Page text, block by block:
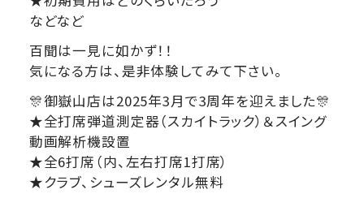
などなど
百聞は一見に如かず！！
気になる方は、是非体験してみて下さい。
🎊御嶽山店は2025年3月で3周年を迎えました🎊
★全打席弾道測定器（スカイトラック）＆スイング
動画解析機設置
★全6打席（内、左右打席1打席）
★クラブ、シューズレンタル無料